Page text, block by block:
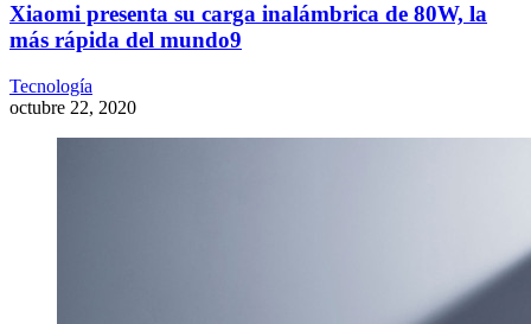
Xiaomi presenta su carga inalámbrica de 80W, la
más rápida del mundo9
Tecnología
octubre 22, 2020